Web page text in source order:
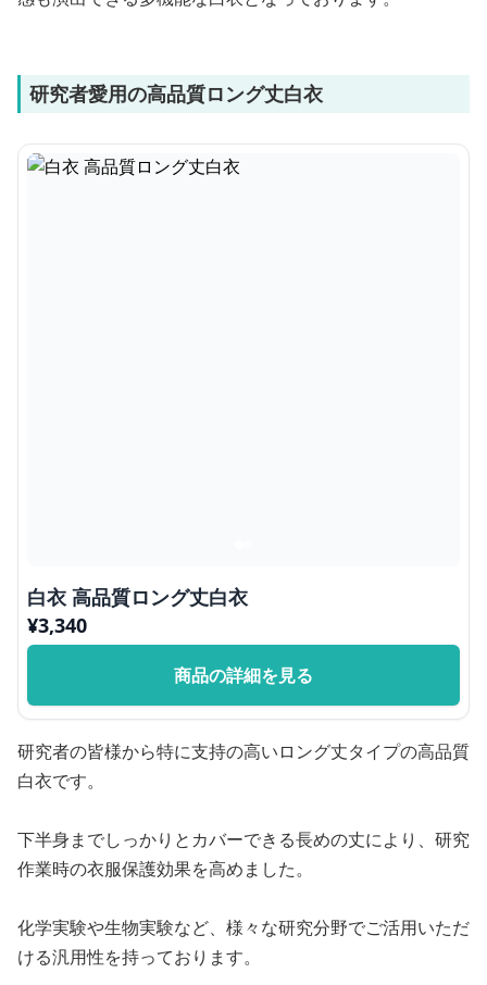
研究者愛用の高品質ロング丈白衣
白衣 高品質ロング丈白衣
¥3,340
商品の詳細を見る
研究者の皆様から特に支持の高いロング丈タイプの高品質
白衣です。
下半身までしっかりとカバーできる長めの丈により、研究
作業時の衣服保護効果を高めました。
化学実験や生物実験など、様々な研究分野でご活用いただ
ける汎用性を持っております。